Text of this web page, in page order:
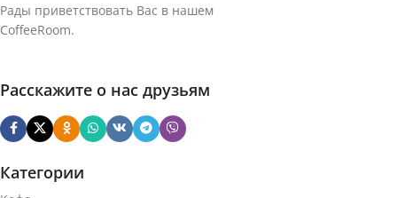
Рады приветствовать Вас в нашем
CoffeeRoom.
Расскажите о нас друзьям
Категории